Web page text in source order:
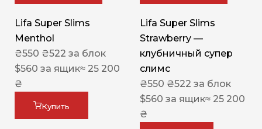
Lifa Super Slims
Menthol
₴550 ₴522 за блок
$560 за ящик≈ 25 200
₴
Купить
Lifa Super Slims
Strawberry —
клубничный супер
слимс
₴550 ₴522 за блок
$560 за ящик≈ 25 200
₴